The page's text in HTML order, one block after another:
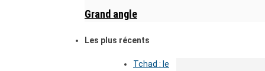
Grand angle
Les plus récents
Tchad : le